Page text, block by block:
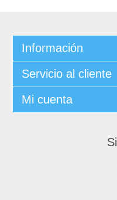
Información
Servicio al cliente
Mi cuenta